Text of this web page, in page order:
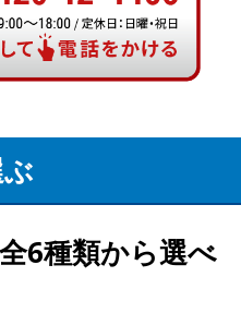
6種類から選べ